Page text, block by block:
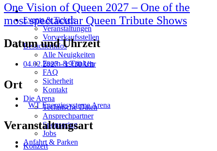
Events & Tickets
Veranstaltungen
Vorverkaufsstellen
Besucherinfos
Alle Neuigkeiten
Essen & Trinken
FAQ
Sicherheit
Kontakt
Die Arena
Technische Daten
Ansprechpartner
Sponsoring
Jobs
Anfahrt & Parken
One Vision of Queen 2027 – One of the
most spectacular Queen Tribute Shows
Datum und Uhrzeit
04.02.2027- 19:30 Uhr
Ort
WT Energiesysteme Arena
Veranstaltungsart
Konzert